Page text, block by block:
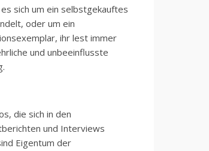
sich um ein selbstgekauftes
oder um ein
ihr lest immer
und unbeeinflusste
die sich in den
und Interviews
Eigentum der